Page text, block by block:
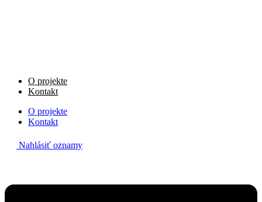
O projekte
Kontakt
O projekte
Kontakt
Nahlásiť oznamy